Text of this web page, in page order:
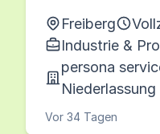
Freiberg
Industrie &
persona
Vor 34 Tagen